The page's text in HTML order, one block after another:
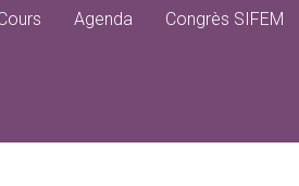
Agenda Congrès SIFEM